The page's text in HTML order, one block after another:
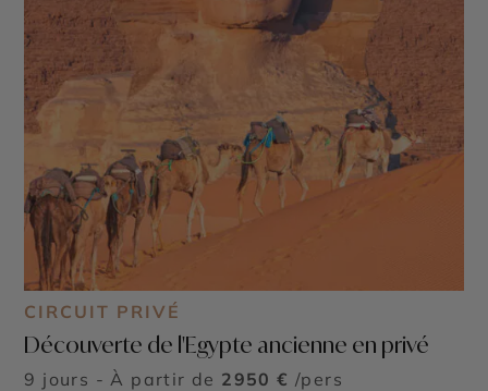
CIRCUIT PRIVÉ
Découverte de l'Egypte ancienne en privé
9 jours - À partir de 2950 € /pers